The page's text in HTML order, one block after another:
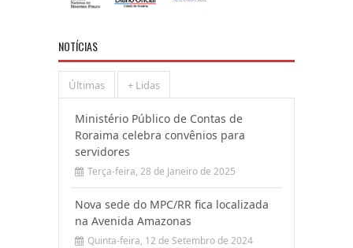
NOTÍCIAS
Últimas + Lidas
Ministério Público de Contas de
Roraima celebra convênios para
servidores
Terça-feira, 28 de Janeiro de 2025
Nova sede do MPC/RR fica localizada
na Avenida Amazonas
Quinta-feira, 12 de Setembro de 2024